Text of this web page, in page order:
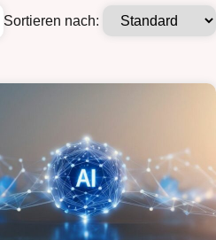
Sortieren nach: